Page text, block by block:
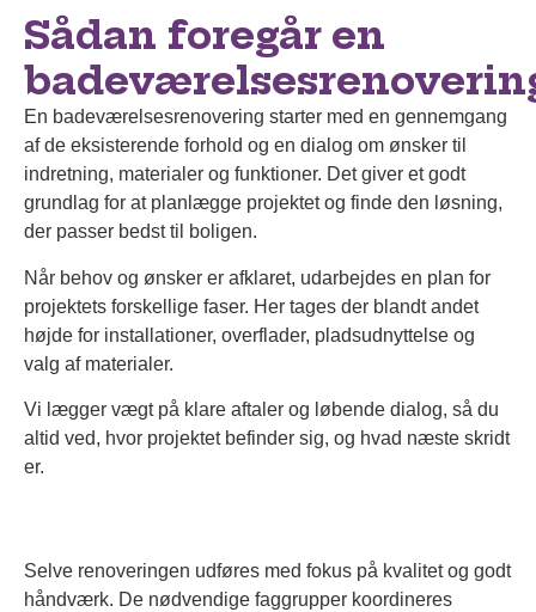
Sådan foregår en
En badeværelsesrenovering starter med en gennemgang
af de eksisterende forhold og en dialog om ønsker til
indretning, materialer og funktioner. Det giver et godt
grundlag for at planlægge projektet og finde den løsning,
der passer bedst til boligen.
Når behov og ønsker er afklaret, udarbejdes en plan for
projektets forskellige faser. Her tages der blandt andet
højde for installationer, overflader, pladsudnyttelse og
valg af materialer.
Vi lægger vægt på klare aftaler og løbende dialog, så du
altid ved, hvor projektet befinder sig, og hvad næste skridt
er.
Selve renoveringen udføres med fokus på kvalitet og godt
håndværk. De nødvendige faggrupper koordineres